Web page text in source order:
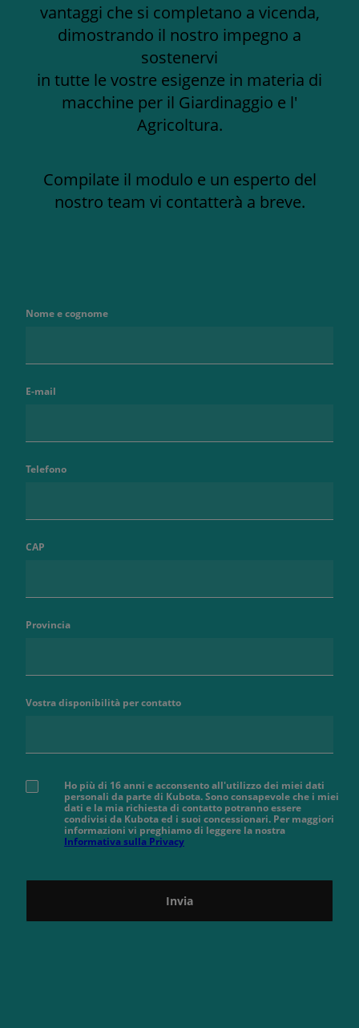
vantaggi che si completano a vicenda,
dimostrando il nostro impegno a
sostenervi
in tutte le vostre esigenze in materia di
macchine per il Giardinaggio e l'
Agricoltura.
Compilate il modulo e un esperto del
nostro team vi contatterà a breve.
Nome e cognome
E-mail
Telefono
CAP
Provincia
Vostra disponibilità per contatto
Ho più di 16 anni e acconsento all'utilizzo dei miei dati
personali da parte di Kubota. Sono consapevole che i miei
dati e la mia richiesta di contatto potranno essere
condivisi da Kubota ed i suoi concessionari. Per maggiori
informazioni vi preghiamo di leggere la nostra
Informativa sulla Privacy
Invia